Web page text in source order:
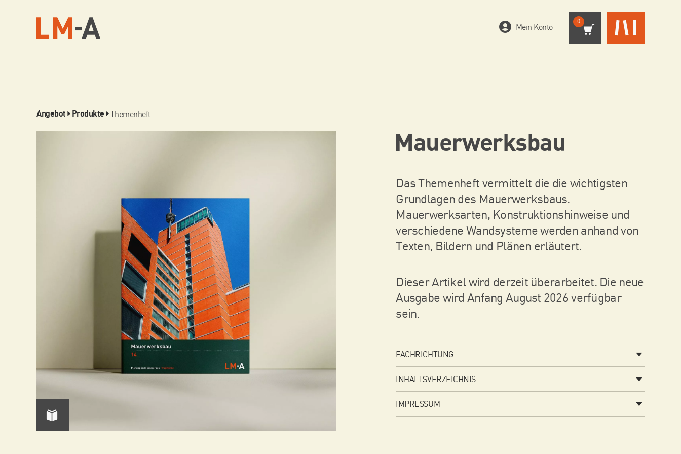
Angebot Produkte Themenheft
Mauerwerksbau
Das Themenheft vermittelt die die wichtigsten
Grundlagen des Mauerwerksbaus.
Mauerwerksarten, Konstruktionshinweise und
verschiedene Wandsysteme werden anhand von
Texten, Bildern und Plänen erläutert.
Dieser Artikel wird derzeit überarbeitet. Die neue
Ausgabe wird Anfang August 2026 verfügbar
sein.
FACHRICHTUNG
INHALTSVERZEICHNIS
IMPRESSUM
Mein Konto
0